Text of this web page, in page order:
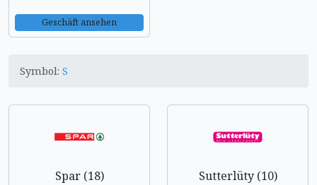
Geschäft ansehen
Symbol: S
Spar (18) Sutterlüty (10)